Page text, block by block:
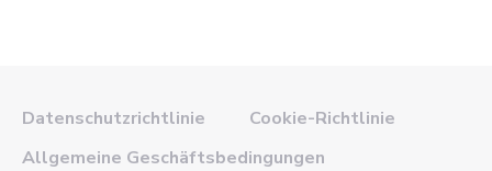
Datenschutzrichtlinie
Cookie-Richtlinie
Allgemeine Geschäftsbedingungen